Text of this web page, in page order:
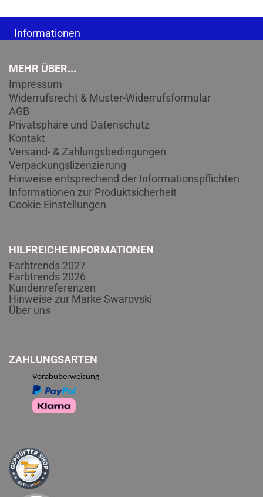
Informationen
MEHR ÜBER...
Impressum
Widerrufsrecht & Muster-Widerrufsformular
AGB
Privatsphäre und Datenschutz
Kontakt
Versand- & Zahlungsbedingungen
Verpackungslizenzierung
Hinweise entsprechend der Informationspflichten
Informationen zur Produktsicherheit
Cookie Einstellungen
HILFREICHE INFORMATIONEN
Farbtrends 2027
Farbtrends 2026
Kundenreferenzen
Hinweise zur Marke Swarovski
Über uns
ZAHLUNGSARTEN
Vorabüberweisung